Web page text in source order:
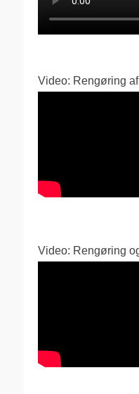
Video: Rengøring
Video: Rengøring